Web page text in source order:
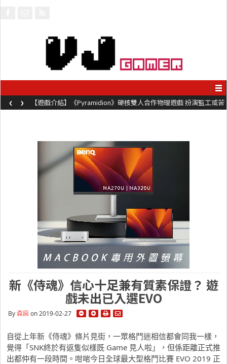
【遊戲介紹】《Pyramidion》硬核雙人合作物理遊戲 扮演監工或苦
工奮力鞭打對方前進
‹ ›
新《侍魂》信心十足兼有質素保證？ 遊
戲未出已入選EVO
By森麻on 2019-02-27
自從上年新《侍魂》條片見街，一眾格鬥迷相信都會同我一樣，
覺得「SNK終於有返隻似樣既 Game 見人啦」，但係距離正式推
出都仲有一段時間。咁啱今日全球最大型格鬥比賽 EVO 2019 正